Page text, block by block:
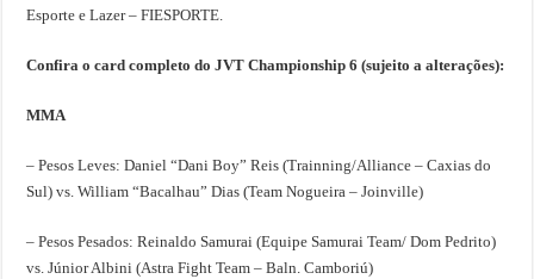
Esporte e Lazer – FIESPORTE.
Confira o card completo do JVT Championship 6 (sujeito a alterações):
MMA
– Pesos Leves: Daniel “Dani Boy” Reis (Trainning/Alliance – Caxias do
Sul) vs. William “Bacalhau” Dias (Team Nogueira – Joinville)
– Pesos Pesados: Reinaldo Samurai (Equipe Samurai Team/ Dom Pedrito)
vs. Júnior Albini (Astra Fight Team – Baln. Camboriú)